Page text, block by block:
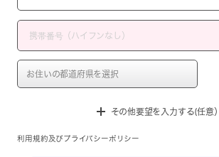
その他要望を入力する(任意）
利用規約 及び プライバシーポリシー